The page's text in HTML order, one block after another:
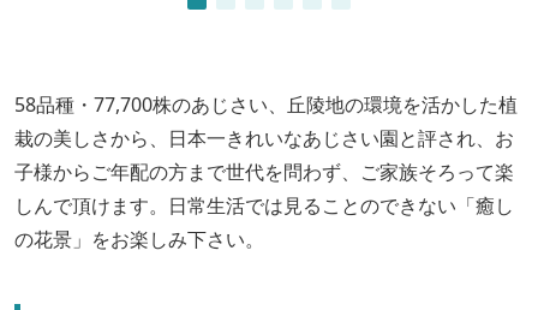
58品種・77,700株のあじさい、丘陵地の環境を活かした植
栽の美しさから、日本一きれいなあじさい園と評され、お
子様からご年配の方まで世代を問わず、ご家族そろって楽
しんで頂けます。日常生活では見ることのできない「癒し
の花景」をお楽しみ下さい。